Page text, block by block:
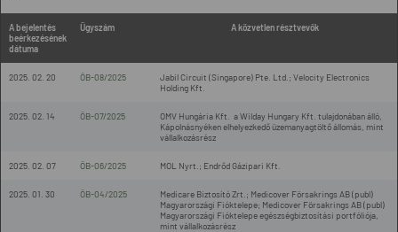
A bejelentés
beérkezésének
dátuma
Ügyszám A közvetlen résztvevők
2025. 02. 20 ÖB-08/2025
Jabil Circuit (Singapore) Pte. Ltd.; Velocity Electronics
Holding Kft.
2025. 02. 14 ÖB-07/2025
OMV Hungária Kft. a Wilday Hungary Kft. tulajdonában álló,
Kápolnásnyéken elhelyezkedő üzemanyagtöltő állomás, mint
vállalkozásrész
2025. 02. 07 ÖB-06/2025 MOL Nyrt.; Endrőd Gázipari Kft.
2025. 01. 30 ÖB-04/2025
Medicare Biztosító Zrt.; Medicover Försakrings AB (publ)
Magyarországi Fióktelepe; Medicover Försakrings AB (publ)
Magyarországi Fióktelepe egészségbiztosítási portfóliója,
mint vállalkozásrész